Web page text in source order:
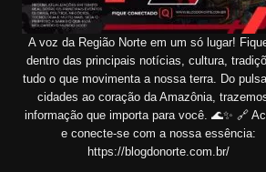
A voz da Região Norte em um só lugar!
dentro das principais notícias, cultura,
tudo o que movimenta a nossa terra. Do
cidades ao coração da Amazônia,
informação que importa para você. 🌊✨ 🔗
e conecte-se com a nossa essência:
https://blogdonorte.com.br/